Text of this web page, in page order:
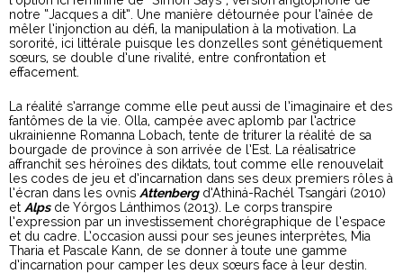
notre “Jacques a dit”. Une manière détournée pour l’aînée de
mêler l’injonction au défi, la manipulation à la motivation. La
sororité, ici littérale puisque les donzelles sont génétiquement
sœurs, se double d’une rivalité, entre confrontation et
effacement.
La réalité s’arrange comme elle peut aussi de l’imaginaire et des
fantômes de la vie. Olla, campée avec aplomb par l’actrice
ukrainienne Romanna Lobach, tente de triturer la réalité de sa
bourgade de province à son arrivée de l’Est. La réalisatrice
affranchit ses héroïnes des diktats, tout comme elle renouvelait
les codes de jeu et d’incarnation dans ses deux premiers rôles à
l’écran dans les ovnis Attenbergd’Athiná-Rachél Tsangári (2010)
etAlpsde Yórgos Lánthimos (2013). Le corps transpire
l’expression par un investissement chorégraphique de l’espace
et du cadre. L’occasion aussi pour ses jeunes interprètes, Mia
Tharia et Pascale Kann, de se donner à toute une gamme
d’incarnation pour camper les deux sœurs face à leur destin.